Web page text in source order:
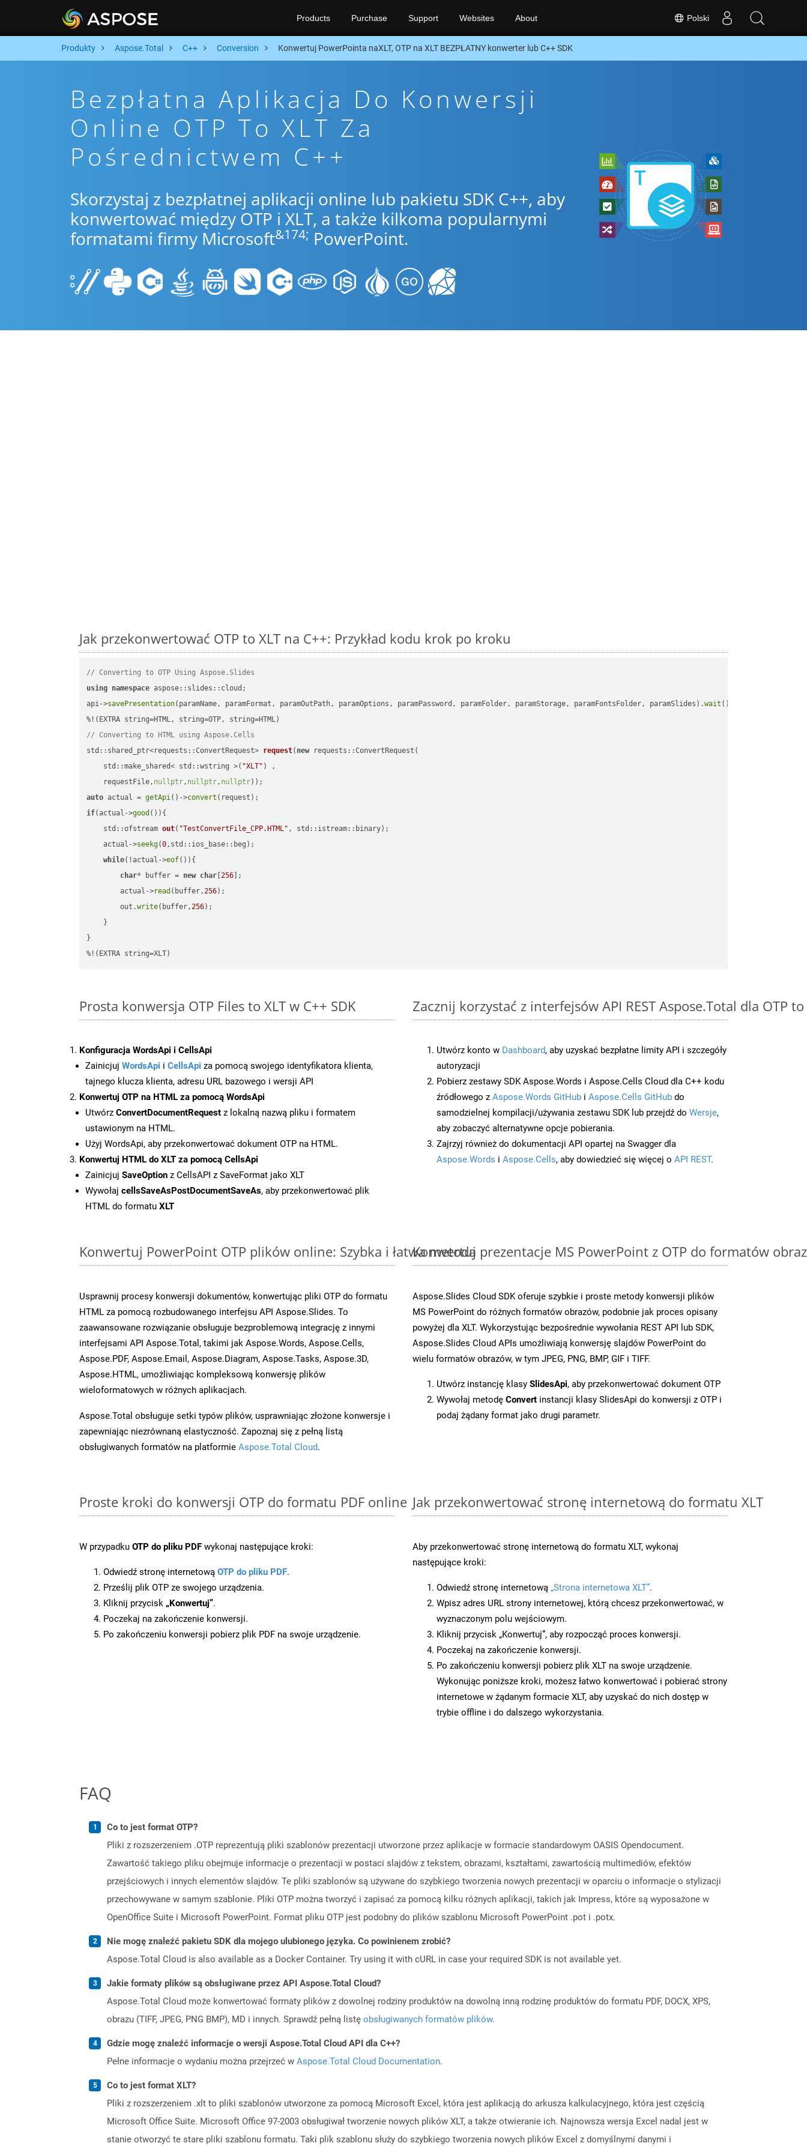
Polski
Products Purchase Support Websites About
Produkty Aspose.Total C++ Conversion Konwertuj PowerPointa naXLT, OTP na XLT BEZPŁATNY konwerter lub C++ SDK
Bezpłatna Aplikacja Do Konwersji
Online OTP To XLT Za
Pośrednictwem C++
Skorzystaj z bezpłatnej aplikacji online lub pakietu SDK C++, aby
konwertować między OTP i XLT, a także kilkoma popularnymi
formatami firmy Microsoft&174; PowerPoint.
Jak przekonwertować OTP to XLT na C++: Przykład kodu krok po kroku
// Converting to OTP Using Aspose.Slides
using namespace aspose::slides::cloud;
api->savePresentation(paramName, paramFormat, paramOutPath, paramOptions, paramPassword, paramFolder, paramStorage, paramFontsFolder, paramSlides).wait ();
// Converting to HTML using Aspose.Cells
std::shared_ptr<requests::ConvertRequest> request( new requests::ConvertRequest(
    std::make_shared< std::wstring >(
"XLT" ) ,
    requestFile,
nullptr, nullptr, nullptr))
auto actual = getApi()->convert
if(actual->good ()){
std::ofstream out( "TestConvertFile_CPP.HTML" , std::istream::binary) ;
    actual->
seekg(0,std::ios_base::beg);
while(!actual->eof()){
char* buffer = new char [256 ];
        actual->
read (buffer,256);
        out.
write(buffer,256);
    }
}
%!(EXTRA string=XLT)
Prosta konwersja OTP Files to XLT w C++ SDK
Konfiguracja WordsApi i CellsApi
Zainicjuj WordsApi i CellsApi za pomocą swojego identyfikatora klienta,
tajnego klucza klienta, adresu URL bazowego i wersji API
Konwertuj OTP na HTML za pomocą WordsApi
Utwórz ConvertDocumentRequest z lokalną nazwą pliku i formatem
ustawionym na HTML.
Użyj WordsApi, aby przekonwertować dokument OTP na HTML.
Konwertuj HTML do XLT za pomocą CellsApi
Zainicjuj SaveOption z CellsAPI z SaveFormat jako XLT
Wywołaj cellsSaveAsPostDocumentSaveAs, aby przekonwertować plik
HTML do formatu XLT
Zacznij korzystać z interfejsów API REST Aspose.Total dla OTP to
Utwórz konto w Dashboard, aby uzyskać bezpłatne limity API i szczegóły
autoryzacji
Pobierz zestawy SDK Aspose.Words i Aspose.Cells Cloud dla C++ kodu
źródłowego z Aspose.Words GitHub i Aspose.Cells GitHub do
samodzielnej kompilacji/używania zestawu SDK lub przejdź do Wersje,
aby zobaczyć alternatywne opcje pobierania.
Zajrzyj również do dokumentacji API opartej na Swagger dla
Aspose.Words i Aspose.Cells, aby dowiedzieć się więcej o API REST.
Konwertuj PowerPoint OTP plików online: Szybka i łatwa metoda
Usprawnij procesy konwersji dokumentów, konwertując pliki OTP do formatu
HTML za pomocą rozbudowanego interfejsu API Aspose.Slides. To
zaawansowane rozwiązanie obsługuje bezproblemową integrację z innymi
interfejsami API Aspose.Total, takimi jak Aspose.Words, Aspose.Cells,
Aspose.PDF, Aspose.Email, Aspose.Diagram, Aspose.Tasks, Aspose.3D,
Aspose.HTML, umożliwiając kompleksową konwersję plików
wieloformatowych w różnych aplikacjach.
Aspose.Total obsługuje setki typów plików, usprawniając złożone konwersje i
zapewniając niezrównaną elastyczność. Zapoznaj się z pełną listą
obsługiwanych formatów na platformie Aspose.Total Cloud.
Konwertuj prezentacje MS PowerPoint z OTP do formatów
Aspose.Slides Cloud SDK oferuje szybkie i proste metody konwersji plików
MS PowerPoint do różnych formatów obrazów, podobnie jak proces opisany
powyżej dla XLT. Wykorzystując bezpośrednie wywołania REST API lub SDK,
Aspose.Slides Cloud APIs umożliwiają konwersję slajdów PowerPoint do
wielu formatów obrazów, w tym JPEG, PNG, BMP, GIF i TIFF.
Utwórz instancję klasy SlidesApi, aby przekonwertować dokument OTP
Wywołaj metodę Convert instancji klasy SlidesApi do konwersji z OTP i
podaj żądany format jako drugi parametr.
Proste kroki do konwersji OTP do formatu PDF online
W przypadku OTP do pliku PDF wykonaj następujące kroki:
Odwiedź stronę internetową OTP do pliku PDF.
Prześlij plik OTP ze swojego urządzenia.
Kliknij przycisk „Konwertuj”.
Poczekaj na zakończenie konwersji.
Po zakończeniu konwersji pobierz plik PDF na swoje urządzenie.
Jak przekonwertować stronę internetową do formatu XLT
Aby przekonwertować stronę internetową do formatu XLT, wykonaj
następujące kroki:
Odwiedź stronę internetową „Strona internetowa XLT”.
Wpisz adres URL strony internetowej, którą chcesz przekonwertować, w
wyznaczonym polu wejściowym.
Kliknij przycisk „Konwertuj”, aby rozpocząć proces konwersji.
Poczekaj na zakończenie konwersji.
Po zakończeniu konwersji pobierz plik XLT na swoje urządzenie.
Wykonując poniższe kroki, możesz łatwo konwertować i pobierać strony
internetowe w żądanym formacie XLT, aby uzyskać do nich dostęp w
trybie offline i do dalszego wykorzystania.
FAQ
Co to jest format OTP?
Pliki z rozszerzeniem .OTP reprezentują pliki szablonów prezentacji utworzone przez aplikacje w formacie standardowym OASIS Opendocument.
Zawartość takiego pliku obejmuje informacje o prezentacji w postaci slajdów z tekstem, obrazami, kształtami, zawartością multimediów, efektów
przejściowych i innych elementów slajdów. Te pliki szablonów są używane do szybkiego tworzenia nowych prezentacji w oparciu o informacje o stylizacji
przechowywane w samym szablonie. Pliki OTP można tworzyć i zapisać za pomocą kilku różnych aplikacji, takich jak Impress, które są wyposażone w
OpenOffice Suite i Microsoft PowerPoint. Format pliku OTP jest podobny do plików szablonu Microsoft PowerPoint .pot i .potx.
Nie mogę znaleźć pakietu SDK dla mojego ulubionego języka. Co powinienem zrobić?
Aspose.Total Cloud is also available as a Docker Container. Try using it with cURL in case your required SDK is not available yet.
Jakie formaty plików są obsługiwane przez API Aspose.Total Cloud?
Aspose.Total Cloud może konwertować formaty plików z dowolnej rodziny produktów na dowolną inną rodzinę produktów do formatu PDF, DOCX, XPS,
obrazu (TIFF, JPEG, PNG BMP), MD i innych. Sprawdź pełną listę obsługiwanych formatów plików.
Gdzie mogę znaleźć informacje o wersji Aspose.Total Cloud API dla C++?
Pełne informacje o wydaniu można przejrzeć w Aspose.Total Cloud Documentation.
Co to jest format XLT?
Pliki z rozszerzeniem .xlt to pliki szablonów utworzone za pomocą Microsoft Excel, która jest aplikacją do arkusza kalkulacyjnego, która jest częścią
Microsoft Office Suite. Microsoft Office 97-2003 obsługiwał tworzenie nowych plików XLT, a także otwieranie ich. Najnowsza wersja Excel nadal jest w
stanie otworzyć te stare pliki szablonu formatu. Taki plik szablonu służy do szybkiego tworzenia nowych plików Excel z domyślnymi danymi i